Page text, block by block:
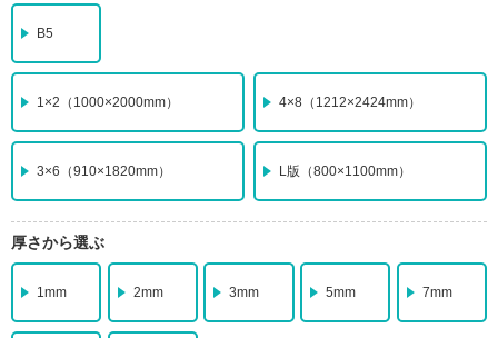
B5
1×2 （1000×2000mm） 4×8 （1212×2424mm）
3×6 （910×1820mm） L版 （800×1100mm）
厚さから選ぶ
1mm 2mm 3mm 5mm 7mm